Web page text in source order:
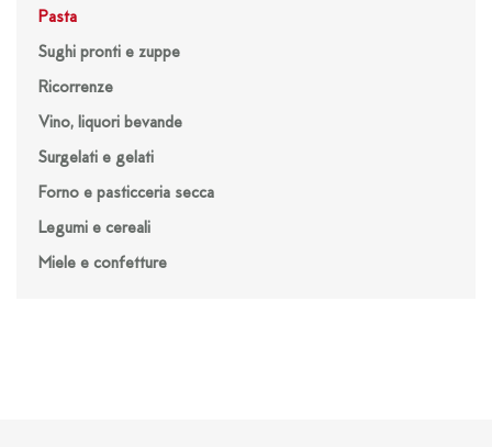
Pasta
Sughi pronti e zuppe
Ricorrenze
Vino, liquori bevande
Surgelati e gelati
Forno e pasticceria secca
Legumi e cereali
Miele e confetture